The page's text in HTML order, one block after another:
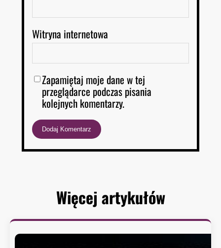
Witryna internetowa
Zapamiętaj moje dane w tej
przeglądarce podczas pisania
kolejnych komentarzy.
Więcej artykułów